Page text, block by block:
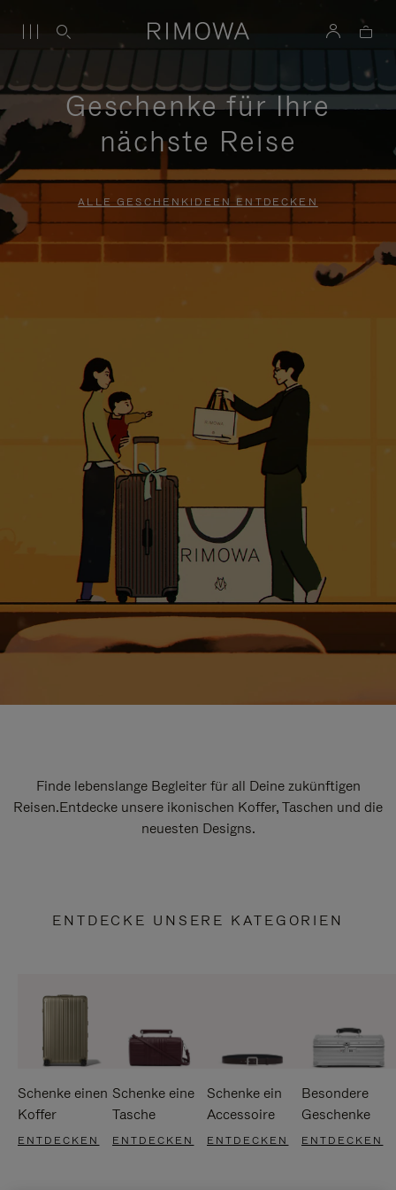
Geschenke für Ihre
nächste Reise
ALLE GESCHENKIDEEN ENTDECKEN
Finde lebenslange Begleiter für all Deine zukünftigen
Reisen.Entdecke unsere ikonischen Koffer, Taschen und die
neuesten Designs.
ENTDECKE UNSERE KATEGORIEN
Schenke einen
Koffer
ENTDECKEN
Schenke eine
Tasche
ENTDECKEN
Schenke ein
Accessoire
ENTDECKEN
Besondere
Geschenke
ENTDECKEN